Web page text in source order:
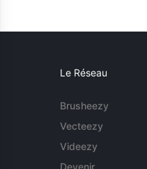
Le Réseau
Brusheezy
Vecteezy
Videezy
Devenir